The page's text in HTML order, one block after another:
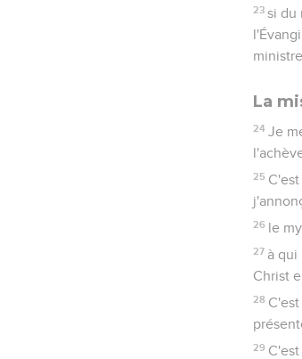
23 si du
ministre.
La
24 Je
25
26 le
27 à qui
Christ
28
29